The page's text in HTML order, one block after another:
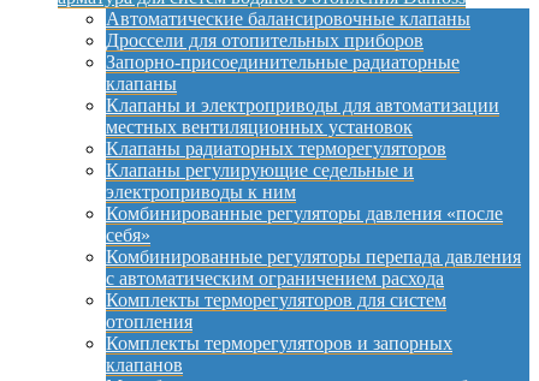
Автоматические балансировочные клапаны
Дроссели для отопительных приборов
Запорно-присоединительные радиаторные
клапаны
Клапаны и электроприводы для автоматизации
местных вентиляционных установок
Клапаны радиаторных терморегуляторов
Клапаны регулирующие седельные и
электроприводы к ним
Комбинированные регуляторы давления «после
себя»
Комбинированные регуляторы перепада давления
с автоматическим ограничением расхода
Комплекты терморегуляторов для систем
отопления
Комплекты терморегуляторов и запорных
клапанов